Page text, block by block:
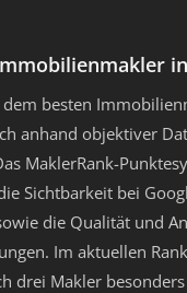
dem besten
anhand objektiver
MaklerRank-
Sichtbarkeit bei
die Qualität und
Im aktuellen
drei Makler besonders